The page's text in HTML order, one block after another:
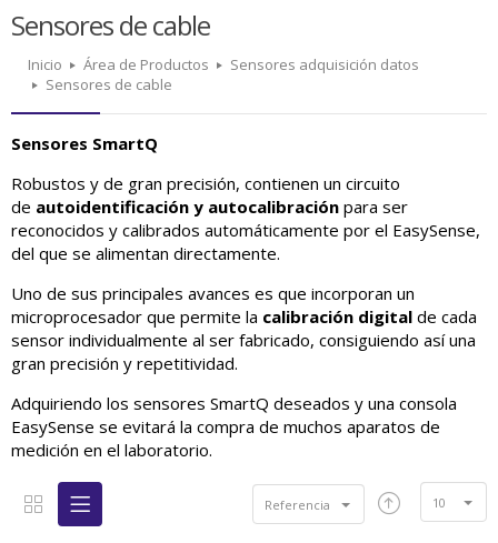
Sensores de cable
Inicio Área de Productos
Sensores adquisición datos
Sensores de cable
Sensores SmartQ
Robustos y de gran precisión, contienen un circuito
de autoidentificación y autocalibración para ser
reconocidos y calibrados automáticamente por el EasySense,
del que se alimentan directamente.
Uno de sus principales avances es que incorporan un
microprocesador que permite la calibración digital de cada
sensor individualmente al ser fabricado, consiguiendo así una
gran precisión y repetitividad.
Adquiriendo los sensores SmartQ deseados y una consola
EasySense se evitará la compra de muchos aparatos de
medición en el laboratorio.
10
Referencia